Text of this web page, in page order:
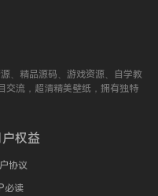
、精品源码、游戏资源、自学教
交流，超清精美壁纸，拥有独特
户权益
协议
必读